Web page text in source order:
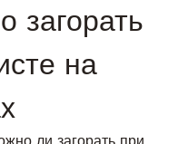
загорать
на